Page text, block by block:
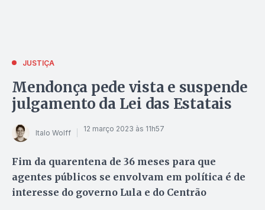
JUSTIÇA
Mendonça pede vista e suspende
julgamento da Lei das Estatais
Italo Wolff 12 março 2023 às 11h57
Fim da quarentena de 36 meses para que
agentes públicos se envolvam em política é de
interesse do governo Lula e do Centrão